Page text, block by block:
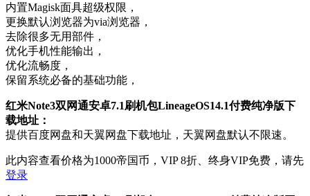
内置Magisk面具超级权限，
更换默认浏览器为via浏览器，
去除很多无用部件，
优化手机性能输出，
优化流畅度，
保留系统必备的基础功能，
红米Note3双网通安卓7.1刷机包LineageOS14.1付费纯净版下
载地址：
提供百度网盘和天翼网盘下载地址，天翼网盘默认不限速。
此内容查看价格为1000帝国币，VIP 8折、终身VIP免费，请先
登录